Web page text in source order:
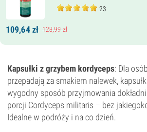
23
109,64zł 128,99zł
Kapsułki z grzybem kordyceps: Dla
przepadają za smakiem nalewek,
wygodny sposób przyjmowania
porcji Cordyceps militaris – bez
Idealne w podróży i na co dzień.